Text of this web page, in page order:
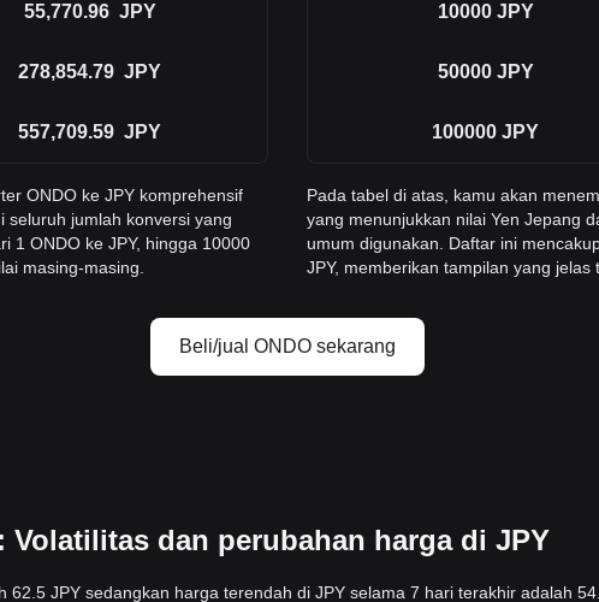
55,770.96 JPY
278,854.79 JPY
557,709.59 JPY
ONDO ke JPY komprehensif
seluruh jumlah konversi yang
1 ONDO ke JPY, hingga 10000
masing-masing.
10000 JPY
50000 JPY
100000 JPY
Pada tabel di atas, kamu akan
yang menunjukkan nilai Yen Jepang
umum digunakan. Daftar ini
JPY, memberikan tampilan yang jelas
Beli/jual ONDO sekarang
Volatilitas dan perubahan harga di JPY
JPY sedangkan harga terendah di JPY selama 7 hari terakhir adalah